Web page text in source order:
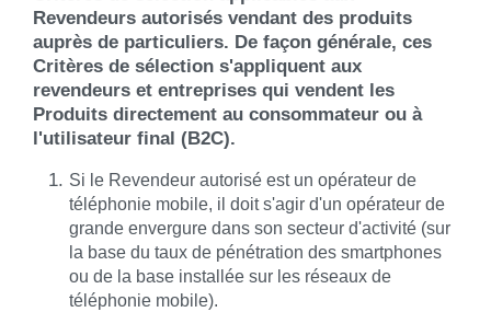
Revendeurs autorisés vendant des produits
auprès de particuliers. De façon générale, ces
Critères de sélection s'appliquent aux
revendeurs et entreprises qui vendent les
Produits directement au consommateur ou à
l'utilisateur final (B2C).
Si le Revendeur autorisé est un opérateur de
téléphonie mobile, il doit s'agir d'un opérateur de
grande envergure dans son secteur d'activité (sur
la base du taux de pénétration des smartphones
ou de la base installée sur les réseaux de
téléphonie mobile).